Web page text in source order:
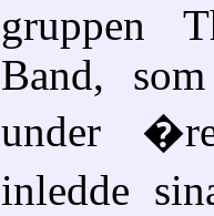
gruppen
Band,
under
inledde